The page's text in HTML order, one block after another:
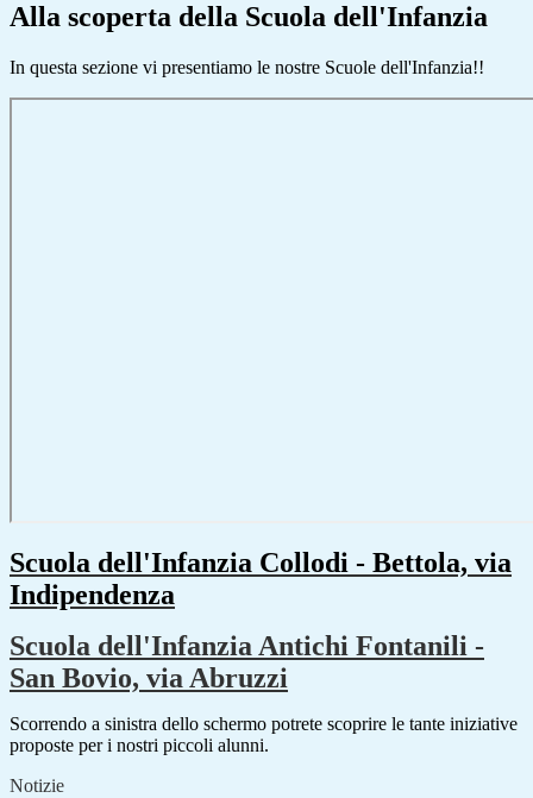
Alla scoperta della Scuola dell'Infanzia
In questa sezione vi presentiamo le nostre Scuole dell'Infanzia!!
Scuola dell'Infanzia Collodi - Bettola, via
Indipendenza
Scuola dell'Infanzia Antichi Fontanili -
San Bovio, via Abruzzi
Scorrendo a sinistra dello schermo potrete scoprire le tante iniziative
proposte per i nostri piccoli alunni.
Notizie